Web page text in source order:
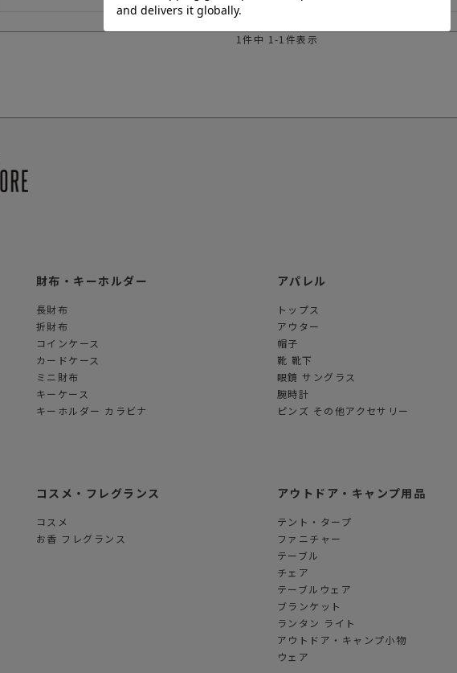
1件中 1 -1 件表示
財布・キーホルダー
長財布
折財布
コインケース
カードケース
ミニ財布
キーケース
キーホルダー カラビナ
アパレル
トップス
アウター
帽子
靴 靴下
眼鏡 サングラス
腕時計
ピンズ その他アクセサリー
コスメ・フレグランス
コスメ
お香 フレグランス
アウトドア・キャンプ用品
テント・タープ
ファニチャー
テーブル
チェア
テーブルウェア
ブランケット
ランタン ライト
アウトドア・キャンプ小物
ウェア